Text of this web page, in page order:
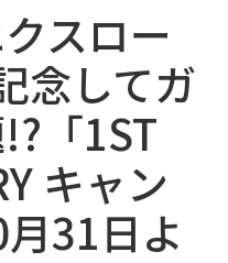
スロー
念してガ
「1ST
キャン
31日よ